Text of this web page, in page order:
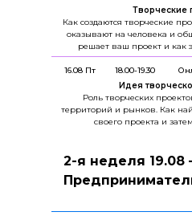
16.08 Пт 18.00-19.30
Творческие
Как создаются творческие
оказывают на человека и
решает ваш проект и как
Идея
Роль творческих
территорий и рынков. Как
своего проекта и
2-я неделя 19.08